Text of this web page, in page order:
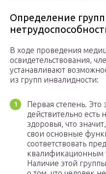
Определение
В ходе проведения
освидетельствования,
устанавливают
из групп инвалидности:
Первая степень. Это
действительно есть
здоровья, что
свои основные
соответствовать
квалификационным
Наличие этой